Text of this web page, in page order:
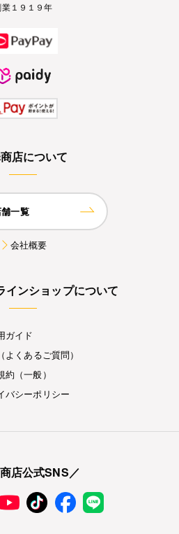
１９１９年
店について
舗一覧
会社概要
インショップについて
ガイド
よくあるご質問）
約（一般）
バシーポリシー
店公式SNS／